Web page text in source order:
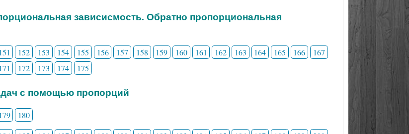
зависисмость. Обратно пропорциональная
151 152 153 154 155 156 157 158 159 160 161 162 163 164 165 166
167
171 172 173 174 175
с помощью пропорций
179
180